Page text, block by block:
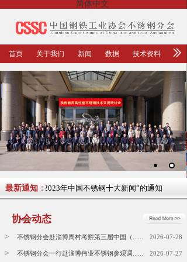
简体中文
首页 关于我们 新闻 数据 技术资料
最新通知 ：
关于征集“2023年中国不锈钢十大新闻”的通知
协会动态
不锈钢分会赴淄博周村考察第三届中国（...... 2026-07-28
不锈钢分会一行赴淄博伟业不锈钢参观调...... 2026-07-27